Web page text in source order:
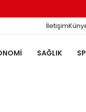
İletişim
SAĞLIK